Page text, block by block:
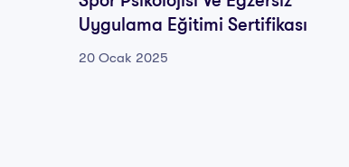
Uygulama Eğitimi Sertifikası
20 Ocak 2025